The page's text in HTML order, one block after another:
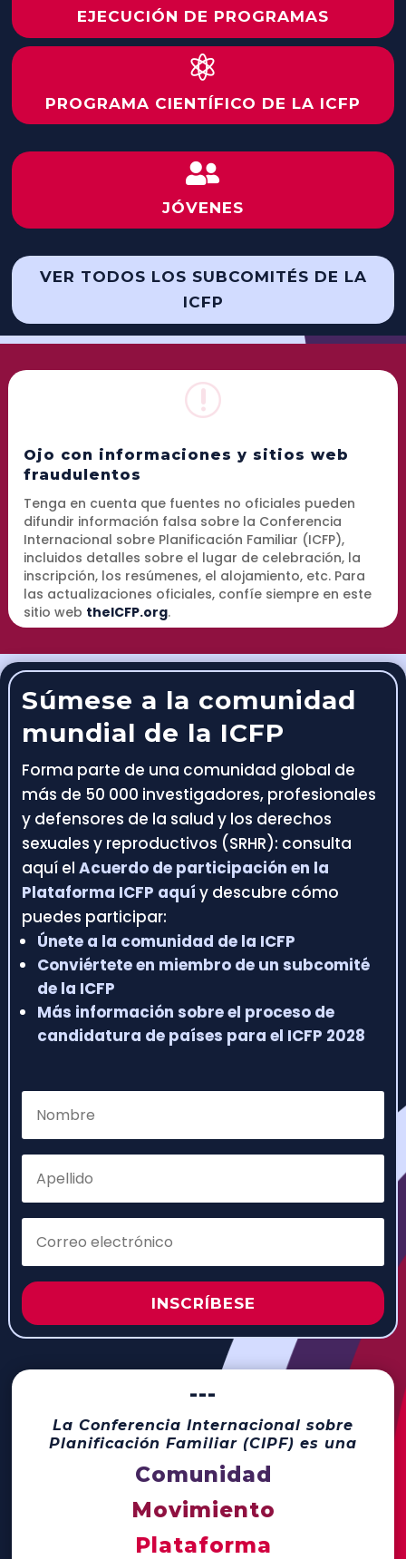
EJECUCIÓN DE PROGRAMAS

PROGRAMA CIENTÍFICO DE LA ICFP

JÓVENES
VER TODOS LOS SUBCOMITÉS DE LA
ICFP
r
Ojo con informaciones y sitios web
fraudulentos
Tenga en cuenta que fuentes no oficiales pueden
difundir información falsa sobre la Conferencia
Internacional sobre Planificación Familiar (ICFP),
incluidos detalles sobre el lugar de celebración, la
inscripción, los resúmenes, el alojamiento, etc. Para
las actualizaciones oficiales, confíe siempre en este
sitio web theICFP.org.
Súmese a la comunidad
mundial de la ICFP
Forma parte de una comunidad global de
más de 50 000 investigadores, profesionales
y defensores de la salud y los derechos
sexuales y reproductivos (SRHR): consulta
aquí el Acuerdo de participación en la
Plataforma ICFP aquí y descubre cómo
puedes participar:
Únete a la comunidad de la ICFP
Conviértete en miembro de un subcomité
de la ICFP
Más información sobre el proceso de
candidatura de países para el ICFP 2028
INSCRÍBESE
---
La Conferencia Internacional sobre
Planificación Familiar (CIPF) es una
Comunidad
Movimiento
Plataforma